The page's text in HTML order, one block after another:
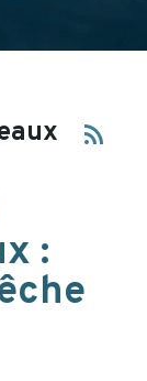
rss_feed
: